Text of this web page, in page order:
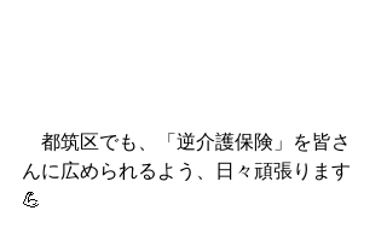
都筑区でも、「逆介護保険」を皆さ
んに広められるよう、日々頑張ります
💪